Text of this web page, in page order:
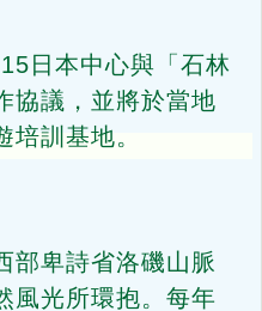
日本中心與「石林
協議，並將於當地
訓基地。
部卑詩省洛磯山脈
風光所環抱。每年